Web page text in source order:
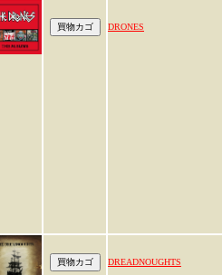
DRONES
DREADNOUGHTS